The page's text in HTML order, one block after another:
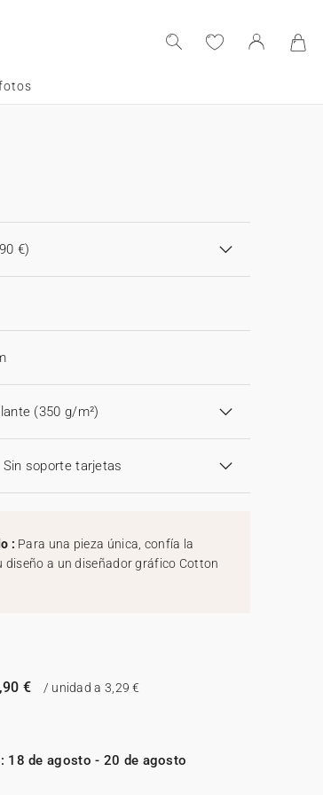
€)
(350 g/m²)
Sin soporte tarjetas
: Para una pieza única, confía la
diseño a un diseñador gráfico Cotton
€ / unidad a 3,29 €
18 de agosto - 20 de agosto